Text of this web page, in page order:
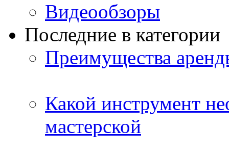
Видеообзоры
Последние в категории
Преимущества
Какой инструмент
мастерской